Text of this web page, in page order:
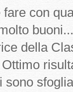
con
buoni...
della
sono